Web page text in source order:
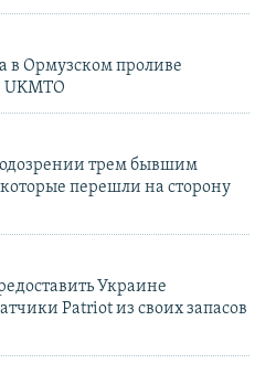
в Ормузском проливе
трем бывшим
перешли на сторону
Украине
Patriot из своих запасов